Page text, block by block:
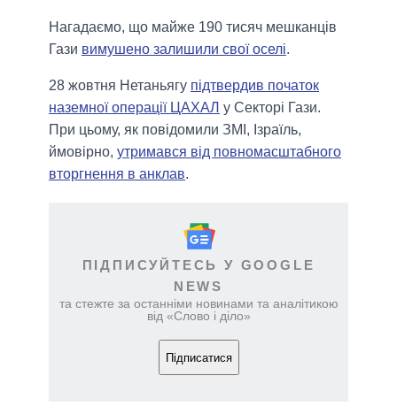
Нагадаємо, що майже 190 тисяч мешканців
Гази вимушено залишили свої оселі.
28 жовтня Нетаньягу підтвердив початок
наземної операції ЦАХАЛ у Секторі Гази.
При цьому, як повідомили ЗМІ, Ізраїль,
ймовірно, утримався від повномасштабного
вторгнення в анклав.
ПІДПИСУЙТЕСЬ У GOOGLE
NEWS
та стежте за останніми новинами та аналітикою
від «Слово і діло»
Підписатися